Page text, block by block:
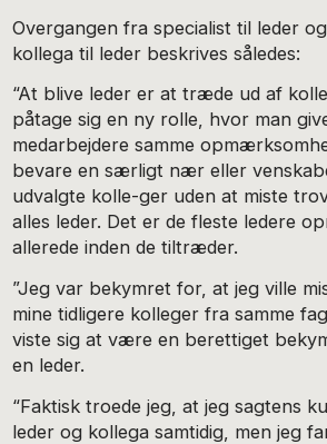
Overgangen fra specialist til leder
kollega til leder beskrives således:
“At blive leder er at træde ud af
påtage sig en ny rolle, hvor man
medarbejdere samme
bevare en særligt nær eller
udvalgte kolle-ger uden at miste
alles leder. Det er de fleste ledere
allerede inden de tiltræder.
”Jeg var bekymret for, at jeg ville
mine tidligere kolleger fra samme
viste sig at være en berettiget
en leder.
“Faktisk troede jeg, at jeg sagtens
leder og kollega samtidig, men jeg